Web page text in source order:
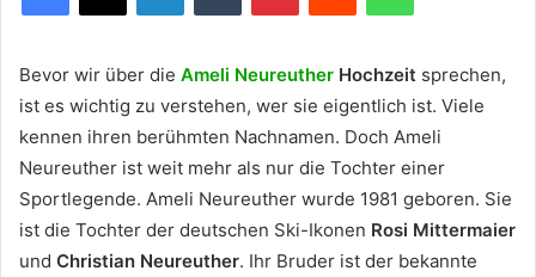
Bevor wir über die Ameli Neureuther Hochzeit sprechen,
ist es wichtig zu verstehen, wer sie eigentlich ist. Viele
kennen ihren berühmten Nachnamen. Doch Ameli
Neureuther ist weit mehr als nur die Tochter einer
Sportlegende. Ameli Neureuther wurde 1981 geboren. Sie
ist die Tochter der deutschen Ski-Ikonen Rosi Mittermaier
und Christian Neureuther. Ihr Bruder ist der bekannte